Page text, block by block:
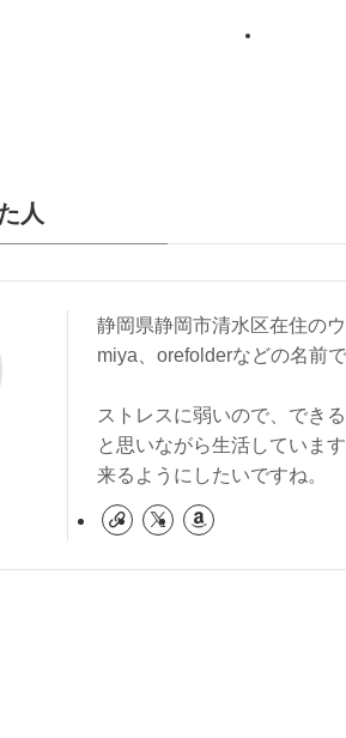
人
静岡県静岡市清水区在住の
miya、orefolderなどの名前
ストレスに弱いので、でき
と思いながら生活していま
来るようにしたいですね。